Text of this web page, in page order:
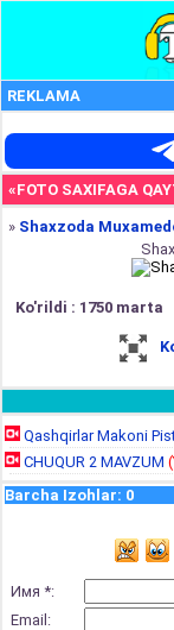
REKLAMA
«FOTO SAXIFAGA
» Shaxzoda
Ko'rildi : 1750 marta
Qashqirlar Makoni
CHUQUR 2 MAVZUM
Barcha Izohlar: 0
Имя *:
Email: